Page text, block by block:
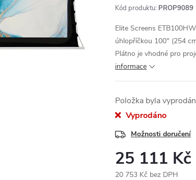
Kód produktu: PROP9089
Elite Screens
úhlopříčkou 100" (254
Plátno je vhodné pro
informace
Položka byla
Vyprodáno
Možnosti doručení
25 111 Kč
20 753 Kč bez DPH